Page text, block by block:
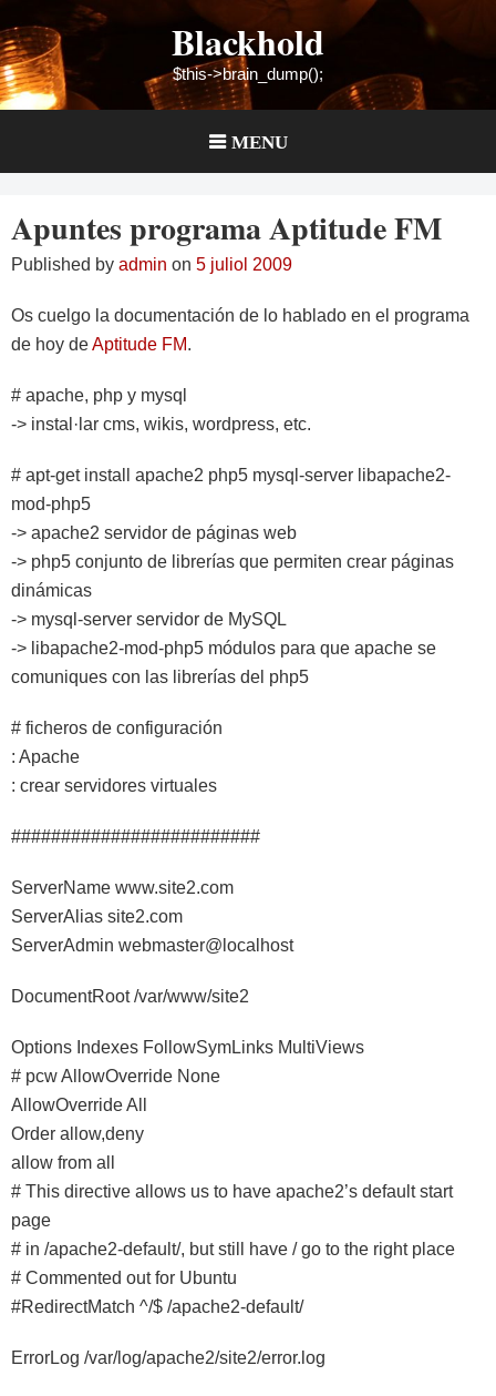
to
content
Blackhold
$this->brain_dump();
MENU
Apuntes programa Aptitude FM
Published by admin on 5 juliol 2009
Os cuelgo la documentación de lo hablado en el programa
de hoy deAptitude FM.
# apache, php y mysql
-> instal·lar cms, wikis, wordpress, etc.
# apt-get install apache2 php5 mysql-server libapache2-
mod-php5
-> apache2 servidor de páginas web
-> php5 conjunto de librerías que permiten crear páginas
dinámicas
-> mysql-server servidor de MySQL
-> libapache2-mod-php5 módulos para que apache se
comuniques con las librerías del php5
# ficheros de configuración
: Apache
: crear servidores virtuales
#########################
ServerName www.site2.com
ServerAlias site2.com
ServerAdmin webmaster@localhost
DocumentRoot /var/www/site2
Options Indexes FollowSymLinks MultiViews
# pcw AllowOverride None
AllowOverride All
Order allow,deny
allow from all
# This directive allows us to have apache2’s default start
page
# in /apache2-default/, but still have / go to the right place
# Commented out for Ubuntu
#RedirectMatch ^/$ /apache2-default/
ErrorLog /var/log/apache2/site2/error.log